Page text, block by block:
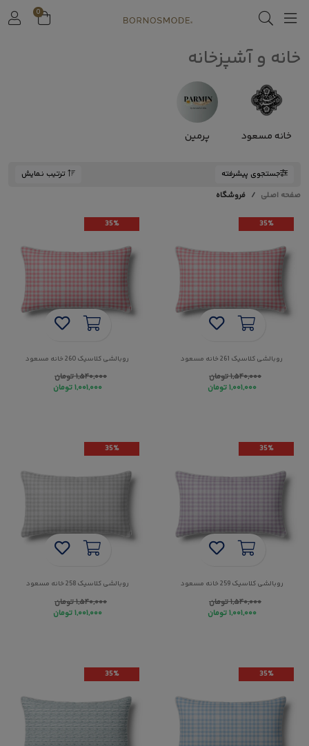
0
خانه و آشپزخانه
خانه مسعود پرمین
جستجوی پیشرفته
ترتیب نمایش
صفحه اصلی
فروشگاه
35%
روبالشی کلاسیک 261 خانه مسعود
۱,۵۴۰,۰۰۰تومان
۱,۰۰۱,۰۰۰ تومان
35%
روبالشی کلاسیک 260 خانه مسعود
۱,۵۴۰,۰۰۰تومان
۱,۰۰۱,۰۰۰ تومان
35%
روبالشی کلاسیک 259 خانه مسعود
۱,۵۴۰,۰۰۰تومان
۱,۰۰۱,۰۰۰ تومان
35%
روبالشی کلاسیک 258 خانه مسعود
۱,۵۴۰,۰۰۰تومان
۱,۰۰۱,۰۰۰ تومان
35%
35%